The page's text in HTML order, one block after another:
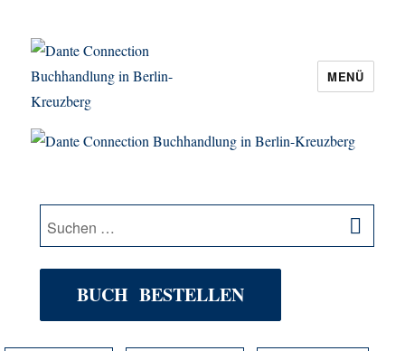
Dante Connection Buchhandlung in
MENÜ
Suche
nach:
BUCH BESTELLEN